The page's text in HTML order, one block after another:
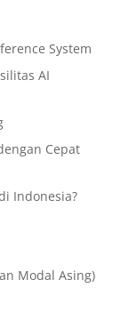
System
AI
Cepat
Indonesia?
Modal Asing)